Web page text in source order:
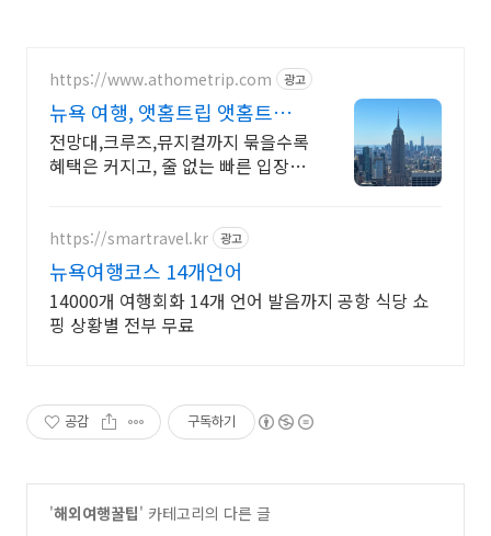
https://www.athometrip.com 광고
뉴욕 여행, 앳홈트립 앳홈트립이
다 챙겨드려요.
전망대,크루즈,뮤지컬까지 묶을수록
혜택은 커지고, 줄 없는 빠른 입장까
https://smartravel.kr 광고
뉴욕여행코스 14개언어
14000개 여행회화 14개 언어 발음까지 공항 식당 쇼
핑 상황별 전부 무료
공감 구독하기
'해외여행꿀팁' 카테고리의 다른 글